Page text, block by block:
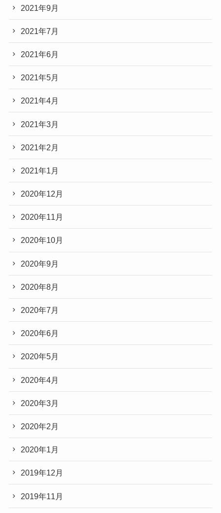
2021年9月
2021年7月
2021年6月
2021年5月
2021年4月
2021年3月
2021年2月
2021年1月
2020年12月
2020年11月
2020年10月
2020年9月
2020年8月
2020年7月
2020年6月
2020年5月
2020年4月
2020年3月
2020年2月
2020年1月
2019年12月
2019年11月